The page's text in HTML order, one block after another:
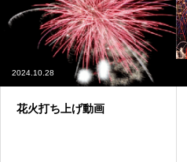
2024.10.28
花火打ち上げ動画